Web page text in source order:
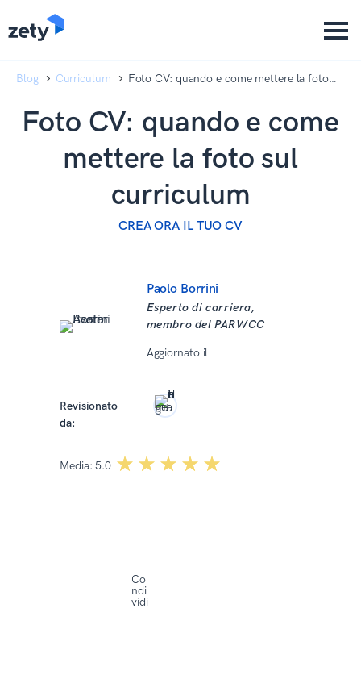
Blog Curriculum
Foto CV: quando e come mettere la foto
Foto CV: quando e come
mettere la foto sul
curriculum
CREA ORA IL TUO CV
Paolo Borrini
Esperto di carriera,
membro del PARWCC
Aggiornato il
Revisionato
da:
Media:5.0 ☆☆☆☆☆
★★★★★
Co
ndi
vidi